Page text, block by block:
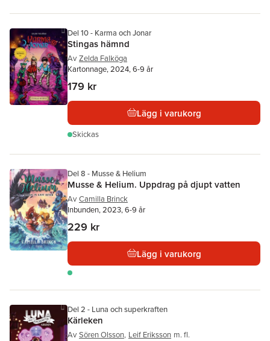
Del 10 - Karma och Jonar
Stingas hämnd
Av Zelda Falköga
Kartonnage, 2024, 6-9 år
179 kr
Lägg i varukorg
Skickas
Del 8 - Musse & Helium
Musse & Helium. Uppdrag på djupt vatten
Av Camilla Brinck
Inbunden, 2023, 6-9 år
229 kr
Lägg i varukorg
Del 2 - Luna och superkraften
Kärleken
Av Sören Olsson, Leif Eriksson m. fl.